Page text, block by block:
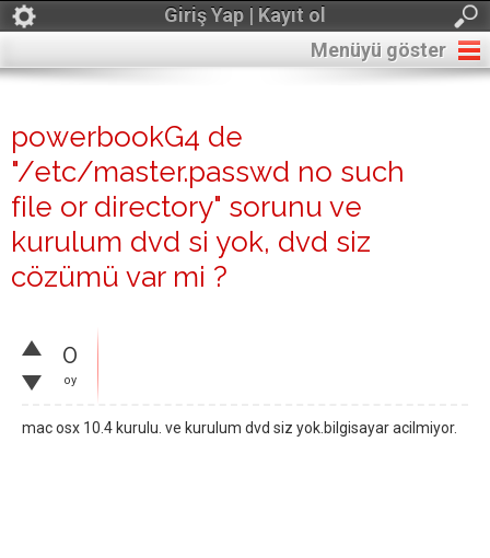
Giriş Yap | Kayıt ol
Menüyü göster
powerbookG4 de
"/etc/master.passwd no such
file or directory" sorunu ve
kurulum dvd si yok, dvd siz
cözümü var mi ?
0
oy
mac osx 10.4 kurulu. ve kurulum dvd siz yok.bilgisayar acilmiyor.